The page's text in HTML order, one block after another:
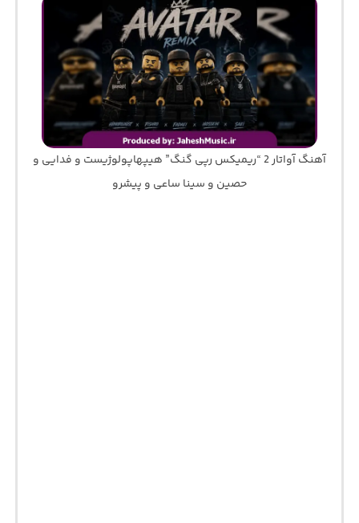
آهنگ آواتار 2 “ریمیکس رپی گنگ” هیپهاپولوژیست و فدایی و
حصین و سینا ساعی و پیشرو